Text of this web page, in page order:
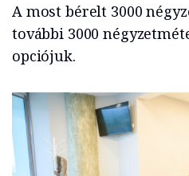
A most bérelt 3000
további 3000
opciójuk.